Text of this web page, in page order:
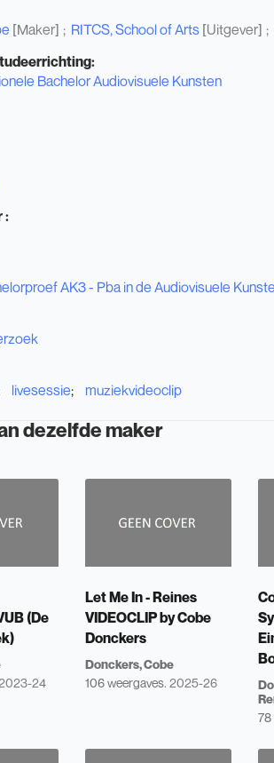
[Maker] RITCS, School of Arts [Uitgever]
Bachelor Audiovisuele Kunsten
:
AK3 - Pba in de Audiovisuele
livesessie muziekvideoclip
dezelfde maker
(De
24
Let Me In - Reines
VIDEOCLIP by Cobe
Donckers
Donckers, Cobe
106 weergaves. 2025-26
78